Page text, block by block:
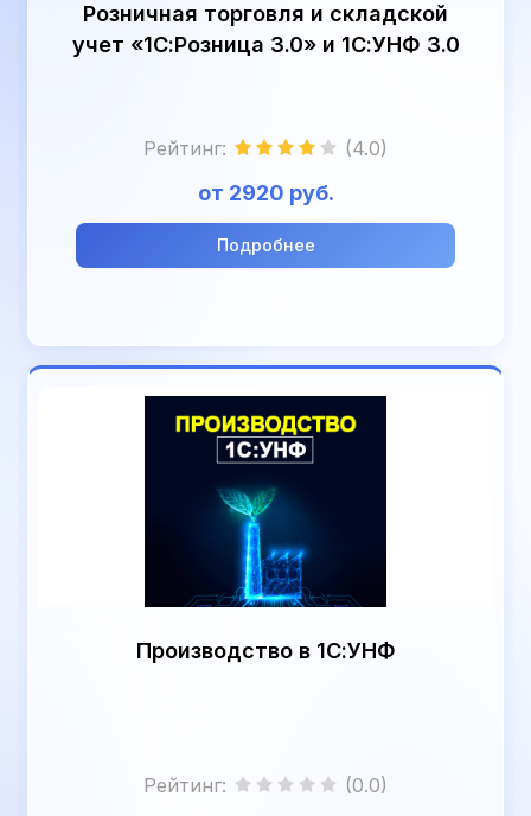
Розничная торговля и складской
учет «1С:Розница 3.0» и 1С:УНФ 3.0
Рейтинг: (4.0)
от 2920 руб.
Подробнее
Производство в 1С:УНФ
Рейтинг: (0.0)